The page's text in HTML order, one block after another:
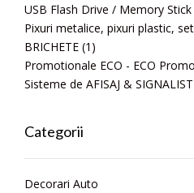
USB Flash Drive / Memory Stick
Pixuri metalice, pixuri plastic,
BRICHETE (1)
Promotionale ECO - ECO
Sisteme de AFISAJ &
Categorii
Decorari Auto